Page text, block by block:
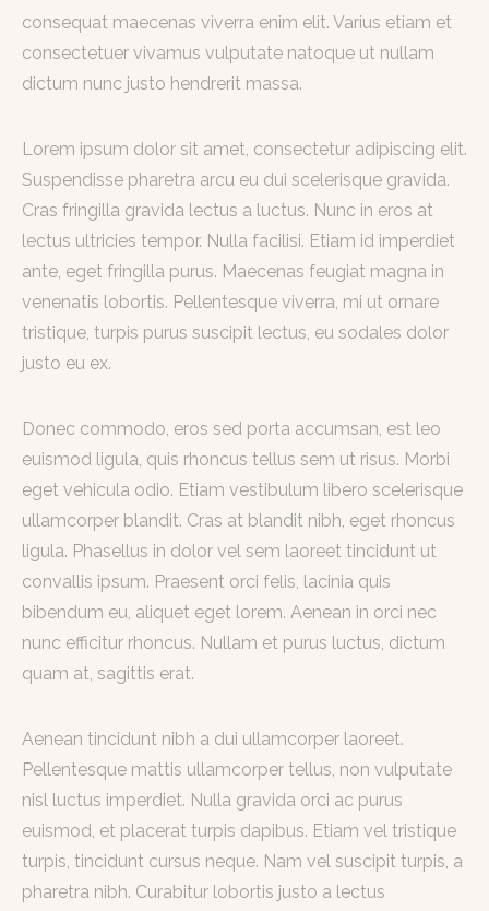
consequat maecenas viverra enim elit. Varius etiam et
consectetuer vivamus vulputate natoque ut nullam
dictum nunc justo hendrerit massa.
Lorem ipsum dolor sit amet, consectetur adipiscing elit.
Suspendisse pharetra arcu eu dui scelerisque gravida.
Cras fringilla gravida lectus a luctus. Nunc in eros at
lectus ultricies tempor. Nulla facilisi. Etiam id imperdiet
ante, eget fringilla purus. Maecenas feugiat magna in
venenatis lobortis. Pellentesque viverra, mi ut ornare
tristique, turpis purus suscipit lectus, eu sodales dolor
justo eu ex.
Donec commodo, eros sed porta accumsan, est leo
euismod ligula, quis rhoncus tellus sem ut risus. Morbi
eget vehicula odio. Etiam vestibulum libero scelerisque
ullamcorper blandit. Cras at blandit nibh, eget rhoncus
ligula. Phasellus in dolor vel sem laoreet tincidunt ut
convallis ipsum. Praesent orci felis, lacinia quis
bibendum eu, aliquet eget lorem. Aenean in orci nec
nunc efficitur rhoncus. Nullam et purus luctus, dictum
quam at, sagittis erat.
Aenean tincidunt nibh a dui ullamcorper laoreet.
Pellentesque mattis ullamcorper tellus, non vulputate
nisl luctus imperdiet. Nulla gravida orci ac purus
euismod, et placerat turpis dapibus. Etiam vel tristique
turpis, tincidunt cursus neque. Nam vel suscipit turpis, a
pharetra nibh. Curabitur lobortis justo a lectus